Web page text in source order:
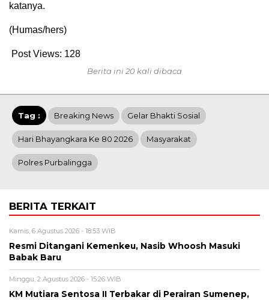
katanya.
(Humas/hers)
Post Views: 128
Berita ini 20 kali dibaca
Tag : Breaking News Gelar Bhakti Sosial
Hari Bhayangkara Ke 80 2026 Masyarakat
Polres Purbalingga
BERITA TERKAIT
Kamis, 6 Agustus 2026 - 18:53 WIB
Resmi Ditangani Kemenkeu, Nasib Whoosh Masuki
Babak Baru
Minggu, 2 Agustus 2026 - 15:26 WIB
KM Mutiara Sentosa II Terbakar di Perairan Sumenep,